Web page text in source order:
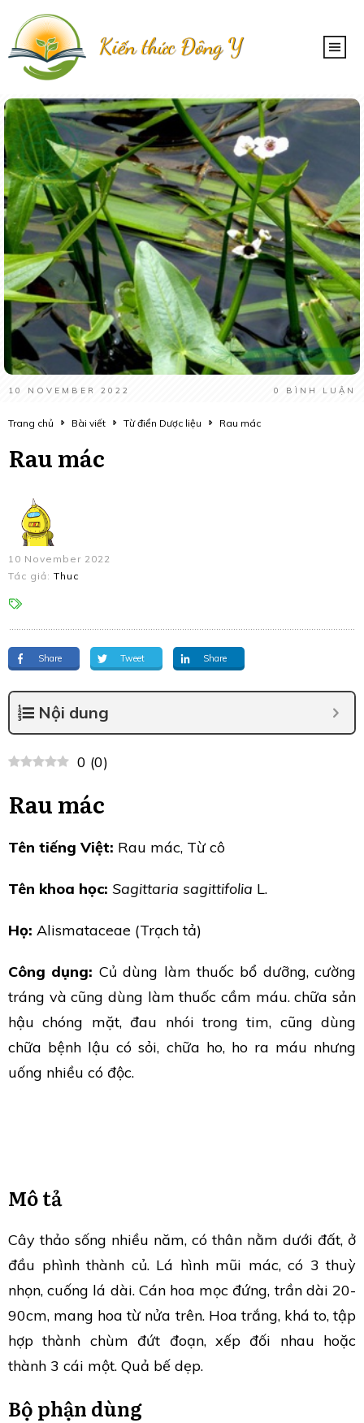
Kiến thức Đông Y
10 NOVEMBER 2022 0 BÌNH LUẬN
Trang chủ Bài viết Từ điển Dược liệu Rau mác
Rau mác
10 November 2022
Tác giả: Thuc
Share Tweet Share
Nội dung
0 (0)
Rau mác
Tên tiếng Việt: Rau mác, Từ cô
Tên khoa học: Sagittaria sagittifolia L.
Họ: Alismataceae (Trạch tả)
Công dụng: Củ dùng làm thuốc bổ dưỡng, cường
tráng và cũng dùng làm thuốc cầm máu. chữa sản
hậu chóng mặt, đau nhói trong tim, cũng dùng
chữa bệnh lậu có sỏi, chữa ho, ho ra máu nhưng
uống nhiều có độc.
Mô tả
Cây thảo sống nhiều năm, có thân nằm dưới đất, ở
đầu phình thành củ. Lá hình mũi mác, có 3 thuỳ
nhọn, cuống lá dài. Cán hoa mọc đứng, trần dài 20-
90cm, mang hoa từ nửa trên. Hoa trắng, khá to, tập
hợp thành chùm đứt đoạn, xếp đối nhau hoặc
thành 3 cái một. Quả bế dẹp.
Bộ phận dùng